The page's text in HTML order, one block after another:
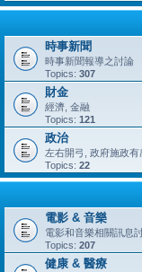
時事新聞
時事新聞報導之討論
Topics: 307
財金
經濟, 金融
Topics: 121
政治
左右開弓, 政府施政
Topics: 22
電影 & 音樂
電影和音樂相關訊息
Topics: 207
健康 & 醫療